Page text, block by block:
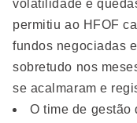
volatilidade e
permitiu ao HFOF
fundos negociadas
sobretudo nos
se acalmaram e
O time de gestão